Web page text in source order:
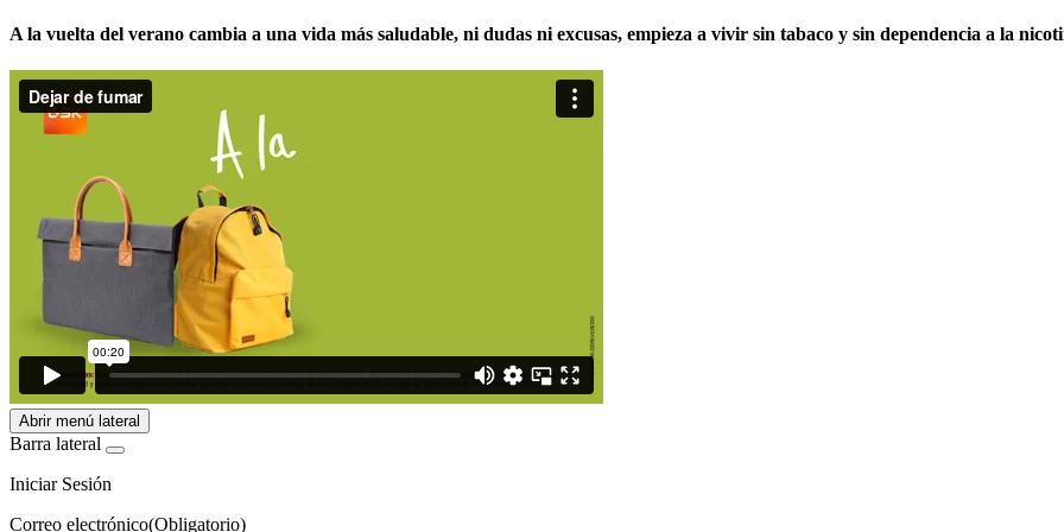
A la vuelta del verano cambia a una vida más saludable, ni dudas ni excusas, empieza a vivir sin tabaco y sin dependencia a la
Abrir menú lateral
Barra lateral
Iniciar Sesión
Correo electrónico(Obligatorio)